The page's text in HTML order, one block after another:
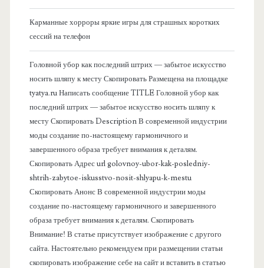
Карманные хорроры яркие игры для страшных коротких
сессий на телефон
Головной убор как последний штрих — забытое искусство
носить шляпу к месту Скопировать Размещена на площадке
tyatya.ru Написать сообщение TITLE Головной убор как
последний штрих — забытое искусство носить шляпу к
месту Скопировать Description В современной индустрии
моды создание по-настоящему гармоничного и
завершенного образа требует внимания к деталям.
Скопировать Адрес url golovnoy-ubor-kak-posledniy-
shtrih-zabytoe-iskusstvo-nosit-shlyapu-k-mestu
Скопировать Анонс В современной индустрии моды
создание по-настоящему гармоничного и завершенного
образа требует внимания к деталям. Скопировать
Внимание! В статье присутствует изображение с другого
сайта. Настоятельно рекомендуем при размещении статьи
скопировать изображение себе на сайт и вставить в статью